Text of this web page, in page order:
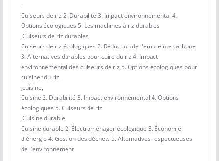
,
Cuiseurs de riz 2. Durabilité 3. Impact environnemental 4.
Options écologiques 5. Les machines à riz durables
,Cuiseurs de riz durables,
Cuiseurs de riz écologiques 2. Réduction de l'empreinte carbone
3. Alternatives durables pour cuire du riz 4. Impact
environnemental des cuiseurs de riz 5. Options écologiques pour
cuisiner du riz
,cuisine,
Cuisine 2. Durabilité 3. Impact environnemental 4. Options
écologiques 5. Cuiseurs de riz
,Cuisine durable,
Cuisine durable 2. Électroménager écologique 3. Économie
d'énergie 4. Gestion des déchets 5. Alternatives respectueuses
de l'environnement